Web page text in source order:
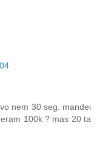
nem 30 seg. mandei
100k ? mas 20 ta